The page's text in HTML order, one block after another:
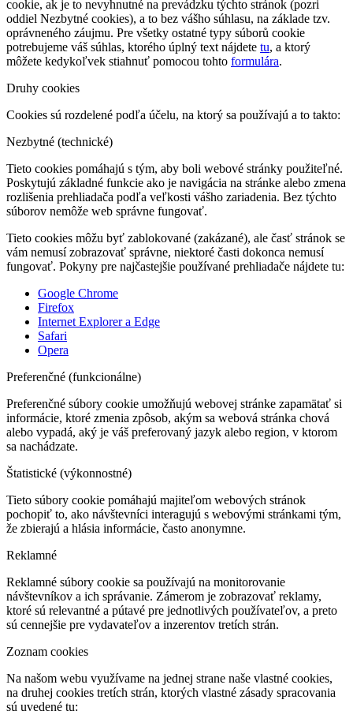
cookie, ak je to nevyhnutné na prevádzku týchto stránok (pozri
oddiel Nezbytné cookies), a to bez vášho súhlasu, na základe tzv.
oprávneného záujmu. Pre všetky ostatné typy súborů cookie
potrebujeme váš súhlas, ktorého úplný text nájdete tu, a ktorý
môžete kedykoľvek stiahnuť pomocou tohto formulára.
Druhy cookies
Cookies sú rozdelené podľa účelu, na ktorý sa používajú a to takto:
Nezbytné (technické)
Tieto cookies pomáhajú s tým, aby boli webové stránky použiteľné.
Poskytujú základné funkcie ako je navigácia na stránke alebo zmena
rozlišenia prehliadača podľa veľkosti vášho zariadenia. Bez týchto
súborov nemôže web správne fungovať.
Tieto cookies môžu byť zablokované (zakázané), ale časť stránok se
vám nemusí zobrazovať správne, niektoré časti dokonca nemusí
fungovať. Pokyny pre najčastejšie používané prehliadače nájdete tu:
Google Chrome
Firefox
Internet Explorer a Edge
Safari
Opera
Preferenčné (funkcionálne)
Preferenčné súbory cookie umožňujú webovej stránke zapamätať si
informácie, ktoré zmenia zpôsob, akým sa webová stránka chová
alebo vypadá, aký je váš preferovaný jazyk alebo region, v ktorom
sa nachádzate.
Štatistické (výkonnostné)
Tieto súbory cookie pomáhajú majiteľom webových stránok
pochopiť to, ako návštevníci interagujú s webovými stránkami tým,
že zbierajú a hlásia informácie, často anonymne.
Reklamné
Reklamné súbory cookie sa používajú na monitorovanie
návštevníkov a ich správanie. Zámerom je zobrazovať reklamy,
ktoré sú relevantné a pútavé pre jednotlivých používateľov, a preto
sú cennejšie pre vydavateľov a inzerentov tretích strán.
Zoznam cookies
Na našom webu využívame na jednej strane naše vlastné cookies,
na druhej cookies tretích strán, ktorých vlastné zásady spracovania
sú uvedené tu: